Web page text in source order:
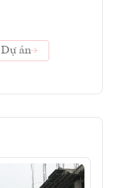
Dự án